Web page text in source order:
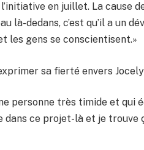
en juillet. La cause
là-dedans, c’est qu’il a un
les gens se conscientisent.»
sa fierté envers
personne très timide et qui
dans ce projet-là et je trouve